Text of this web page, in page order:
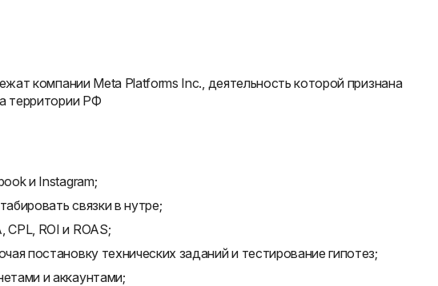
компании Meta Platforms Inc., деятельность которой признана
территории РФ
и Instagram;
связки в нутре;
CPL, ROI и ROAS;
постановку технических заданий и тестирование гипотез;
и аккаунтами;